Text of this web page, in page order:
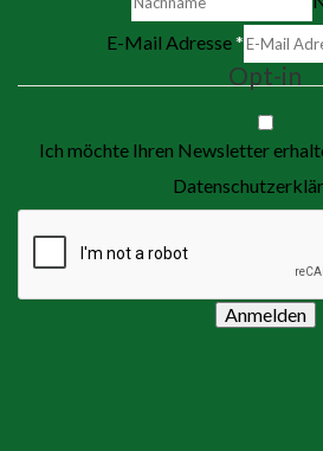
E-Mail Adresse*
Opt-in
Ich möchte Ihren Newsletter
Anmelden